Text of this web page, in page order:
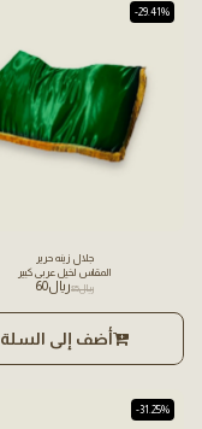
-29.41%
جلال زينه حرير
المقاس لخيل عربي كبير
﷼85﷼60
أضف إلى السلة
-31.25%